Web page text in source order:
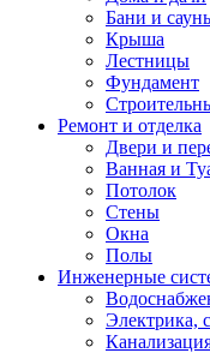
Бани и
Крыша
Лестницы
Фундамент
Ремонт и отделка
Двери и
Ванная и
Потолок
Стены
Окна
Полы
Инженерные
Электрика,